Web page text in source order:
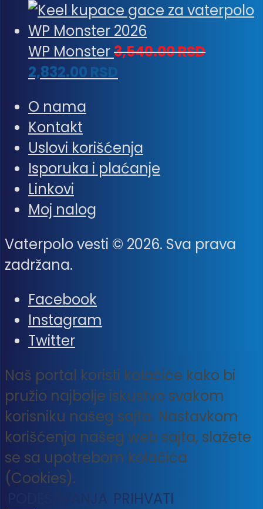
WP Monster3,540.00RSD
2,832.00 RSD
O nama
Kontakt
Uslovi korišćenja
Isporuka i plaćanje
Linkovi
Moj nalog
Vaterpolo vesti © 2026. Sva prava
zadržana.
Facebook
Instagram
Twitter
Naš portal koristi kolačiće kako bi
pružio najbolje iskustvo svakom
korisniku našeg sajta. Nastavkom
korišćenja našeg web sajta, slažete
se sa upotrebom kolačića
(Cookies).
PODEŠAVANJA PRIHVATI